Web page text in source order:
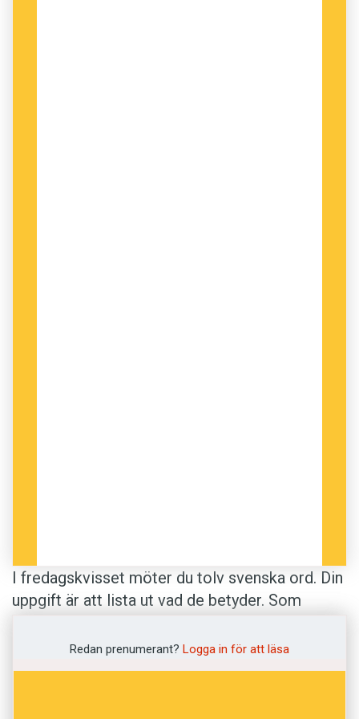
I fredagskvisset möter du tolv svenska ord. Din
uppgift är att lista ut vad de betyder. Som
Betydelserna kommer frånSvenska
Akademiens ordlista.
Redan prenumerant? Logga in för att läsa